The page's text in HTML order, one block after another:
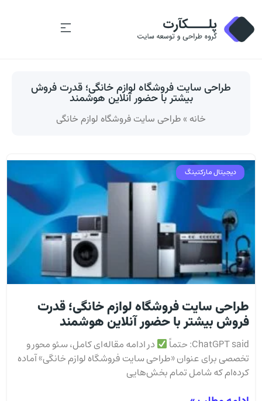
طراحی سایت فروشگاه لوازم خانگی؛ قدرت فروش
بیشتر با حضور آنلاین هوشمند
خانه » طراحی سایت فروشگاه لوازم خانگی
دیجیتال مارکتینگ
طراحی سایت فروشگاه لوازم خانگی؛ قدرت
فروش بیشتر با حضور آنلاین هوشمند
ChatGPT said: حتماً
در ادامه مقاله‌ای کامل، سئو محور و
تخصصی برای عنوان «طراحی سایت فروشگاه لوازم خانگی» آماده
کرده‌ام که شامل تمام بخش‌هایی